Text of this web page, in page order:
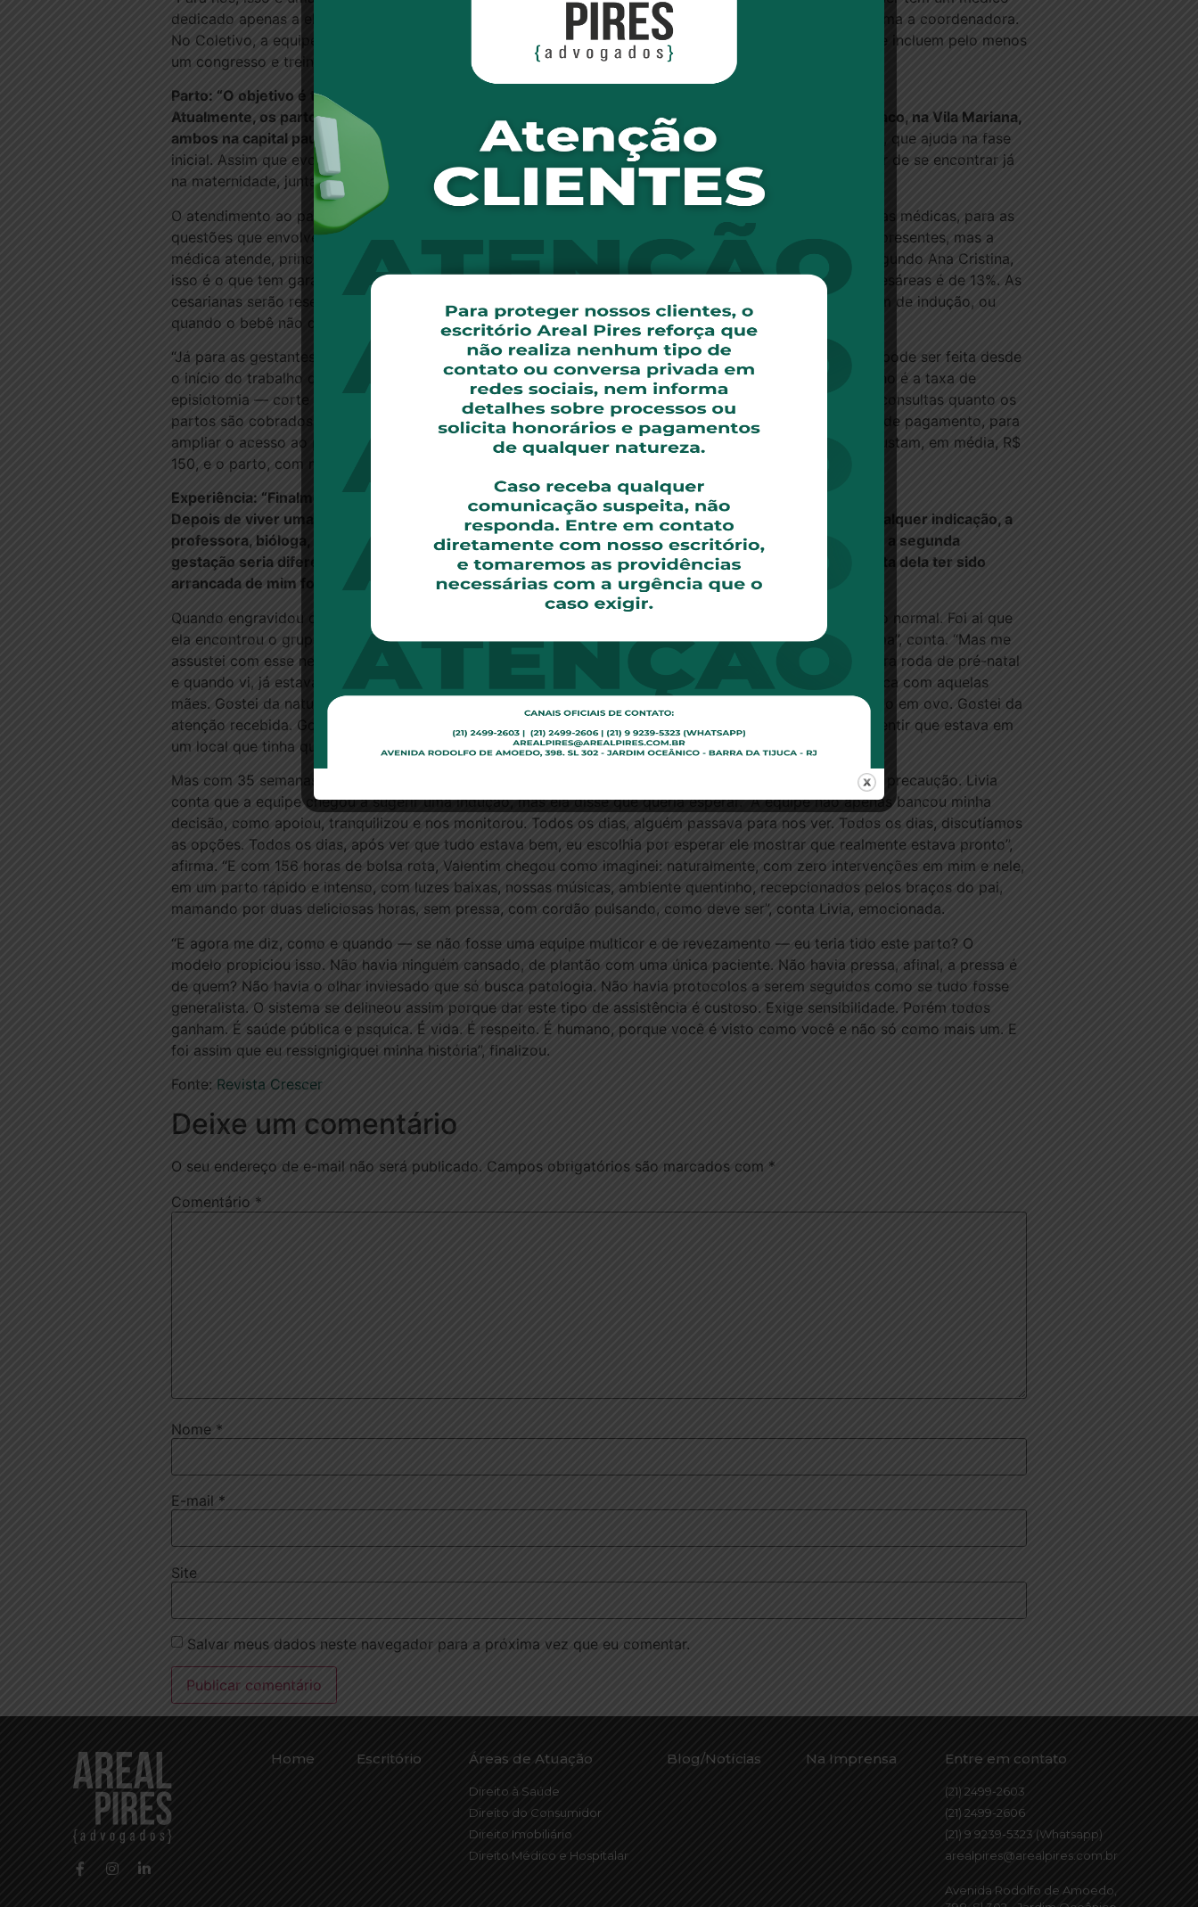
dedicado apenas a ela. É uma ilusão que traz segurança para a mulher e tentamos desconstruir isso”, afirma a coordenadora.
No Coletivo, a equipe passa por treinamentos regulares anuais na área de obstetrícia e perinatologia, que incluem pelo menos
um congresso e treinamento prático das emergências obstétricas.
Parto: “O objetivo é ter o menor número de intervenções com o mais nível de segurança”
Atualmente, os partos são realizados em dois locais: no Hospital São Luiz, no Itaim, ou no Hospital Sepaco, na Vila Mariana,
ambos na capital paulista. “Quando a mulher entra em trabalho de parto, ela costuma chamar sua doula, que ajuda na fase
inicial. Assim que evolui, a obstetriz pode fazer uma visita em casa para verificar a dilatação ou combinar de se encontrar já
na maternidade, juntamente com a obstetra”, explica.
O atendimento ao parto é focado primariamente nas obstetrizes, para tudo o que é normal e natural, e nas médicas, para as
questões que envolvem procedimentos ou mudança de risco. Nesse modelo, ambas estão disponíveis e presentes, mas a
médica atende, principalmente, o que foge do baixo risco ou alguma dificuldade no processo natural. Segundo Ana Cristina,
isso é o que tem garantido uma alta taxa de partos normais dentro do programa. “Nossa taxa atual de cesáreas é de 13%. As
cesarianas serão reservadas aos casos de indicação clínica, como gestantes de alto risco, que precisaram de indução, ou
quando o bebê não desce pela bacia”, completa.
“Já para as gestantes com cansaço e/ou dor excessiva, indicamos analgesia, lembrando que a analgesia pode ser feita desde
o início do trabalho de parto, se for necessário”, afirma. Outra conquista que a equipe divulga com orgulho é a taxa de
episiotomia — corte do períneo na hora da saída do bebê—, que é menor que 1%. No Coletivo, tanto as consultas quanto os
partos são cobrados. “Os preços são acessíveis para quem tem planos de saúde, assim como as formas de pagamento, para
ampliar o acesso ao parto humanizado para o maior número possível de famílias”, afirma. As consultas custam, em média, R$
150, e o parto, com médico obstetra e obstetriz, a partir de R$ 4.800.
Experiência: “Finalmente, o parto normal”
Depois de viver uma experiência de parto “frustrada”, em que foi levada a fazer uma cesariana sem qualquer indicação, a
professora, bióloga, consultora em aleitamento materno e mãe de dois, Lívia Polichiso, 33, decidiu que a segunda
gestação seria diferente. “Na época, eu me culpava. Catherine chorava muito e eu pensava: ‘É por conta dela ter sido
arrancada de mim fora de seu tempo. É pela forma que foi recebida'”, lembra.
Quando engravidou do caçula, ela passou a buscar profissionais que entendessem e priorizassem o parto normal. Foi ai que
ela encontrou o grupo Coletivo Nascer. “Me encantei com a forma que falavam, firme. Apropriada do tema”, conta. “Mas me
assustei com esse negócio de que não saberia quem me atenderia no dia do parto. Até que veio a primeira roda de pré-natal
e quando vi, já estava indicando o Coletivo a todas as grávidas que eu via”, completa. “Gostei da troca rica com aquelas
mães. Gostei da naturalidade que levavam a gestação. Gostei das poucas intervenções, sem procurar pelo em ovo. Gostei da
atenção recebida. Gostei das médicas que se apresentaram, normais, e não em um pedestal. Gostei de sentir que estava em
um local que tinha quebrado, antes de mim, os mesmos paradigmas que eu”, diz.
Mas com 35 semanas, uma rotura de bolsa precoce a levou ao hospital para iniciar os procedimentos de precaução. Livia
conta que a equipe chegou a sugerir uma indução, mas ela disse que queria esperar. “A equipe não apenas bancou minha
decisão, como apoiou, tranquilizou e nos monitorou. Todos os dias, alguém passava para nos ver. Todos os dias, discutíamos
as opções. Todos os dias, após ver que tudo estava bem, eu escolhia por esperar ele mostrar que realmente estava pronto”,
afirma. “E com 156 horas de bolsa rota, Valentim chegou como imaginei: naturalmente, com zero intervenções em mim e nele,
em um parto rápido e intenso, com luzes baixas, nossas músicas, ambiente quentinho, recepcionados pelos braços do pai,
mamando por duas deliciosas horas, sem pressa, com cordão pulsando, como deve ser”, conta Livia, emocionada.
“E agora me diz, como e quando — se não fosse uma equipe multicor e de revezamento — eu teria tido este parto? O
modelo propiciou isso. Não havia ninguém cansado, de plantão com uma única paciente. Não havia pressa, afinal, a pressa é
de quem? Não havia o olhar inviesado que só busca patologia. Não havia protocolos a serem seguidos como se tudo fosse
generalista. O sistema se delineou assim porque dar este tipo de assistência é custoso. Exige sensibilidade. Porém todos
ganham. É saúde pública e psquica. É vida. É respeito. É humano, porque você é visto como você e não só como mais um. E
foi assim que eu ressignigiquei minha história”, finalizou.
Fonte: Revista Crescer
Deixe um comentário
O seu endereço de e-mail não será publicado. Campos obrigatórios são marcados com *
Comentário *
Nome *
E-mail *
Site
Salvar meus dados neste navegador para a próxima vez que eu comentar.
Home Escritório Áreas de Atuação
Direito à Saúde
Direito do Consumidor
Direito Imobiliário
Direito Médico e Hospitalar
Blog/Notícias Na Imprensa Entre em contato
(21) 2499-2603
(21) 2499-2606
(21) 9 9239-5323 (Whatsapp)
arealpires@arealpires.com.br
Avenida Rodolfo de Amoedo,